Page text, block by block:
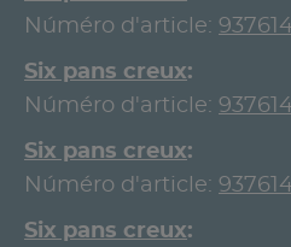
Núméro d'article:
Six pans creux
Núméro d'article:
Six pans creux
Núméro d'article:
Six pans creux